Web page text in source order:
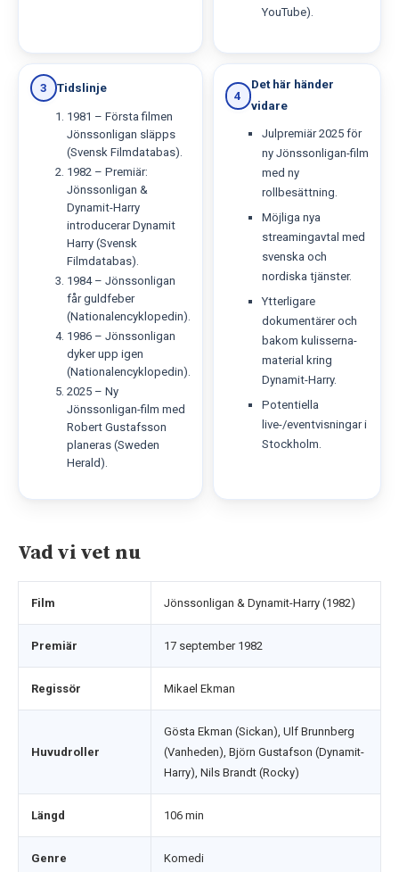
YouTube).
3 Tidslinje
1981 – Första filmen
Jönssonligan släpps
(Svensk Filmdatabas).
1982 – Premiär:
Jönssonligan &
Dynamit-Harry
introducerar Dynamit
Harry (Svensk
Filmdatabas).
1984 – Jönssonligan
får guldfeber
(Nationalencyklopedin).
1986 – Jönssonligan
dyker upp igen
(Nationalencyklopedin).
2025 – Ny
Jönssonligan-film med
Robert Gustafsson
planeras (Sweden
Herald).
4
Det här händer
vidare
Julpremiär 2025 för
ny Jönssonligan-film
med ny
rollbesättning.
Möjliga nya
streamingavtal med
svenska och
nordiska tjänster.
Ytterligare
dokumentärer och
bakom kulisserna-
material kring
Dynamit-Harry.
Potentiella
live-/eventvisningar i
Stockholm.
Vad vi vet nu
Film Jönssonligan & Dynamit-Harry (1982)
Premiär 17 september 1982
Regissör Mikael Ekman
Huvudroller
Gösta Ekman (Sickan), Ulf Brunnberg
(Vanheden), Björn Gustafson (Dynamit-
Harry), Nils Brandt (Rocky)
Längd 106 min
Genre Komedi